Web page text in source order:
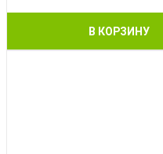
В КОРЗИНУ